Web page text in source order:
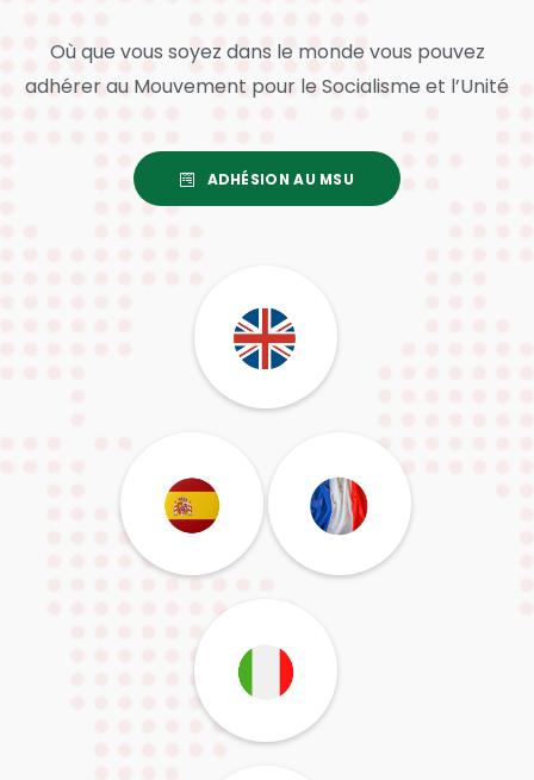
Où que vous soyez dans le monde vous pouvez
adhérer au Mouvement pour le Socialisme et l’Unité
ADHÉSION AU MSU